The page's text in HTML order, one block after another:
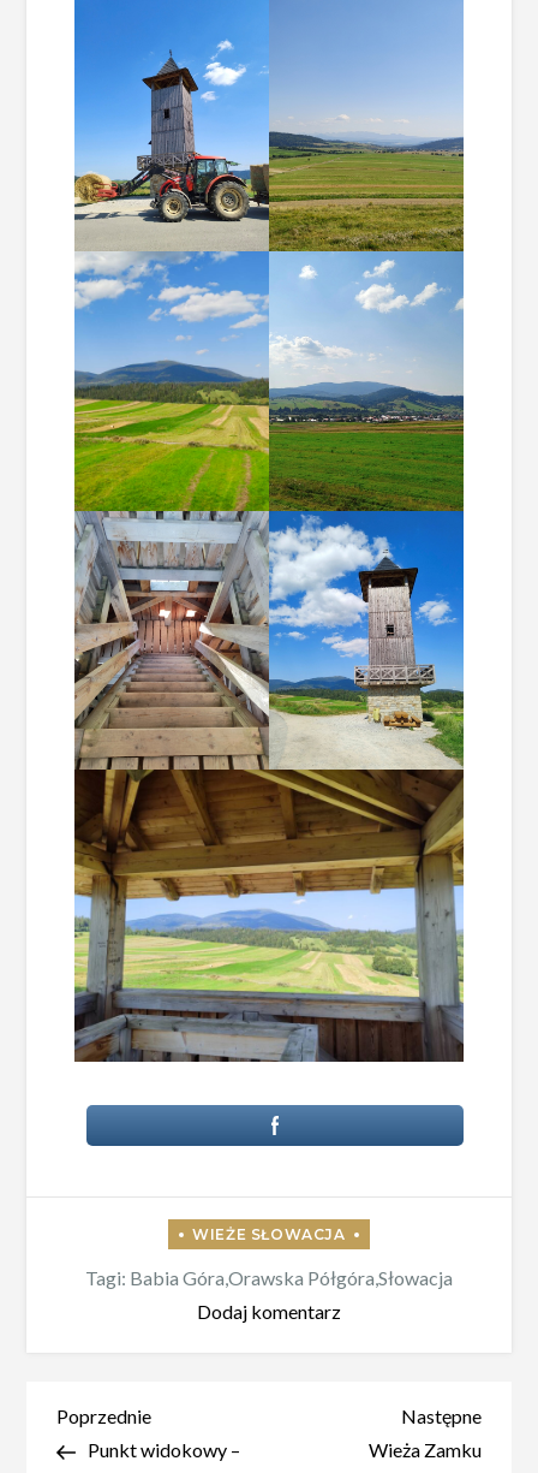
Tagi: Babia Góra Orawska Półgóra Słowacja
Dodaj komentarzdo
miejscowością
Nawigacja
wpisu
Poprzedni
wpis
Poprzednie
Punkt widokowy –
wpis
Następne
Wieża Zamku